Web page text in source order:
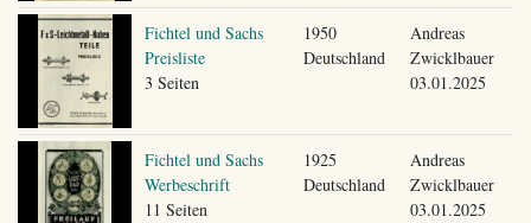
Fichtel und Sachs
Preisliste
3 Seiten
1950
Deutschland
Andreas
Zwicklbauer
03.01.2025
Fichtel und Sachs
Werbeschrift
11 Seiten
1925
Deutschland
Andreas
Zwicklbauer
03.01.2025